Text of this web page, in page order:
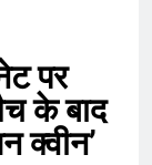
पर
के बाद
क्वीन’